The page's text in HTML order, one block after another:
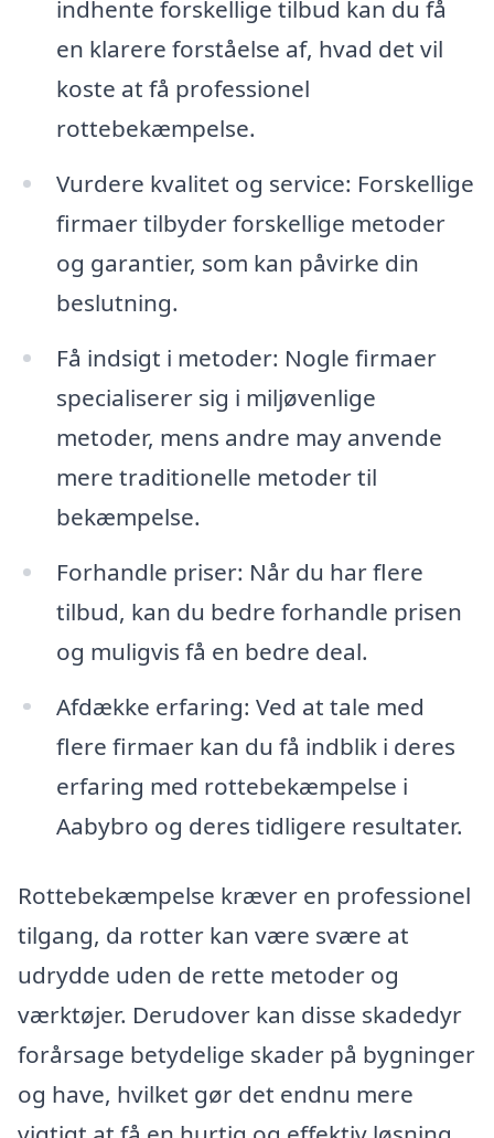
indhente forskellige tilbud kan du få
en klarere forståelse af, hvad det vil
koste at få professionel
rottebekæmpelse.
Vurdere kvalitet og service: Forskellige
firmaer tilbyder forskellige metoder
og garantier, som kan påvirke din
beslutning.
Få indsigt i metoder: Nogle firmaer
specialiserer sig i miljøvenlige
metoder, mens andre may anvende
mere traditionelle metoder til
bekæmpelse.
Forhandle priser: Når du har flere
tilbud, kan du bedre forhandle prisen
og muligvis få en bedre deal.
Afdække erfaring: Ved at tale med
flere firmaer kan du få indblik i deres
erfaring med rottebekæmpelse i
Aabybro og deres tidligere resultater.
Rottebekæmpelse kræver en professionel
tilgang, da rotter kan være svære at
udrydde uden de rette metoder og
værktøjer. Derudover kan disse skadedyr
forårsage betydelige skader på bygninger
og have, hvilket gør det endnu mere